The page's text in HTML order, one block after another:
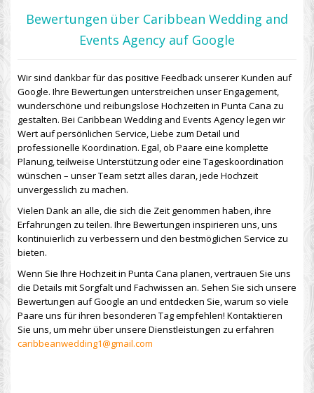
Bewertungen über Caribbean Wedding and
Events Agency auf Google
Wir sind dankbar für das positive Feedback unserer Kunden auf
Google. Ihre Bewertungen unterstreichen unser Engagement,
wunderschöne und reibungslose Hochzeiten in Punta Cana zu
gestalten. Bei Caribbean Wedding and Events Agency legen wir
Wert auf persönlichen Service, Liebe zum Detail und
professionelle Koordination. Egal, ob Paare eine komplette
Planung, teilweise Unterstützung oder eine Tageskoordination
wünschen – unser Team setzt alles daran, jede Hochzeit
unvergesslich zu machen.
Vielen Dank an alle, die sich die Zeit genommen haben, ihre
Erfahrungen zu teilen. Ihre Bewertungen inspirieren uns, uns
kontinuierlich zu verbessern und den bestmöglichen Service zu
bieten.
Wenn Sie Ihre Hochzeit in Punta Cana planen, vertrauen Sie uns
die Details mit Sorgfalt und Fachwissen an. Sehen Sie sich unsere
Bewertungen auf Google an und entdecken Sie, warum so viele
Paare uns für ihren besonderen Tag empfehlen! Kontaktieren
Sie uns, um mehr über unsere Dienstleistungen zu erfahren
caribbeanwedding1@gmail.com